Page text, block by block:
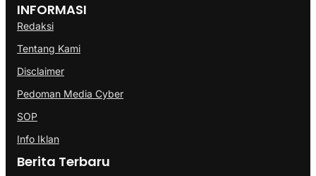
INFORMASI
Redaksi
Tentang Kami
Disclaimer
Pedoman Media Cyber
SOP
Info Iklan
Berita Terbaru